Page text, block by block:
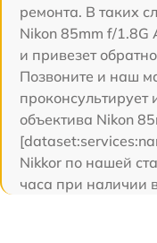
ремонта. В таких
Nikon 85mm f/1.8G
и привезет
Позвоните и наш
проконсультирует
объектива Nikon
Nikkor по нашей
часа при наличии